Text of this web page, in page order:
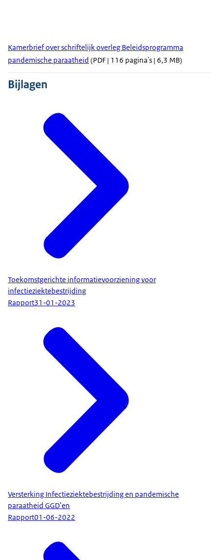
Kamerbrief over schriftelijk overleg Beleidsprogramma
pandemische paraatheid (PDF | 116 pagina's | 6,3 MB)
Bijlagen
Toekomstgerichte informatievoorziening voor
infectieziektebestrijding
Rapport31-01-2023
Versterking Infectieziektebestrijding en pandemische
paraatheid GGD’en
Rapport01-06-2022